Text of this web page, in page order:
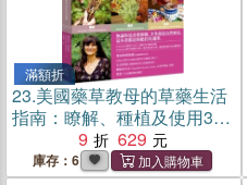
滿額折
23.美國藥草教母的草藥生活
指南：瞭解、種植及使用33
種廚房香料及常見植物
9 629
庫存：6